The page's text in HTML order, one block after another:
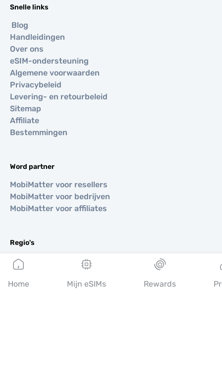
Snelle links
Blog
Handleidingen
Over ons
eSIM-ondersteuning
Algemene voorwaarden
Privacybeleid
Levering- en retourbeleid
Sitemap
Affiliate
Bestemmingen
Word partner
MobiMatter voor resellers
MobiMatter voor bedrijven
MobiMatter voor affiliates
Regio's
eSIM voor Europa
eSIM voor Azië
eSIM voor Amerika
Home Mijn eSIMs Rewards